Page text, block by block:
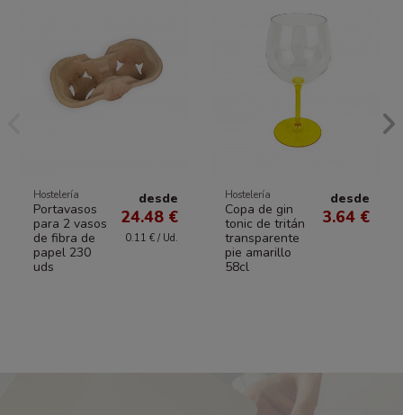
Hostelería
Portavasos
para 2 vasos
de fibra de
papel 230
uds
desde
24.48 €
0.11 € / Ud.
Hostelería
Copa de gin
tonic de tritán
transparente
pie amarillo
58cl
desde
3.64 €